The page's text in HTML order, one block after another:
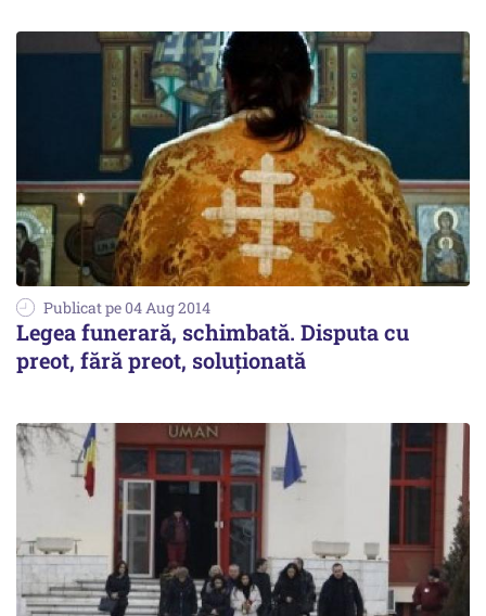
Publicat pe 04 Aug 2014
Legea funerară, schimbată. Disputa cu
preot, fără preot, soluționată